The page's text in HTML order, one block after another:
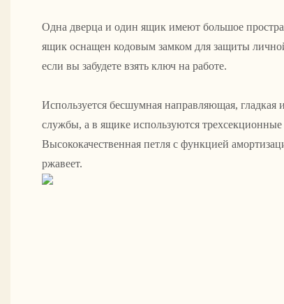
Одна дверца и один ящик имеют большое
ящик оснащен кодовым замком для защиты
если вы забудете взять ключ на работе.
Используется бесшумная направляющая,
службы, а в ящике используются
Высококачественная петля с функцией
ржавеет.